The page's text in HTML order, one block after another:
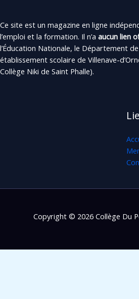
Ce site est un magazine en ligne
l’emploi et la formation. Il n’a aucun lien
l’Éducation Nationale, le Département de
établissement scolaire de Villenave-
Collège Niki de Saint Phalle).
Copyright © 2026 Collège Du